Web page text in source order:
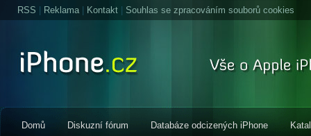
RSS Reklama| Kontakt Souhlas se zpracováním souborů cookies
Domů Diskuzní fórum Databáze odcizených iPhone